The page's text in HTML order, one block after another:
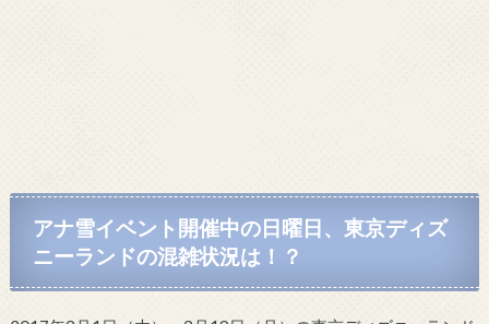
アナ雪イベント開催中の日曜日、東京ディズ
ニーランドの混雑状況は！？